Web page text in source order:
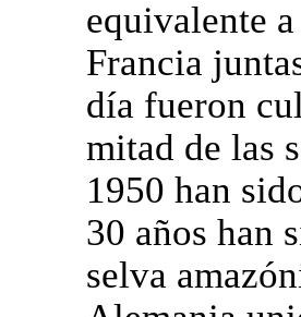
equivalente
Francia
día fueron
mitad de las
1950 han
30 años han
selva